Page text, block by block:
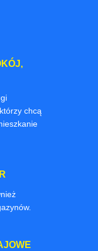
chcą